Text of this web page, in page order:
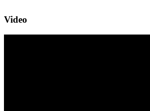
Video